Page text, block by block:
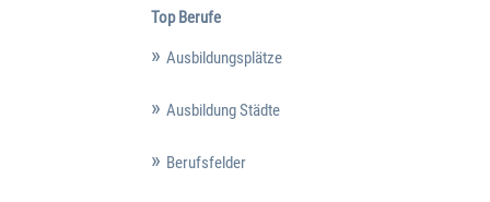
Top Berufe
Ausbildungsplätze
Ausbildung Städte
Berufsfelder